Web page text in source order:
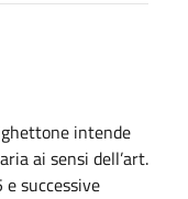
intende
ai sensi dell’art.
successive